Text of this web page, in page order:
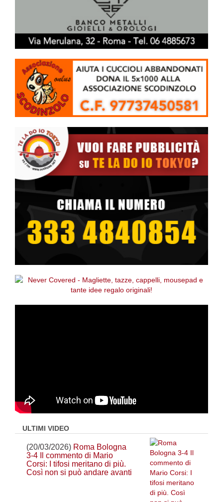
ULTIMI VIDEO
(20/03/2026) Roma Bologna
3-4 Il commento di Mario
Corsi: I tifosi meritano di più.
Così non si può andare avanti